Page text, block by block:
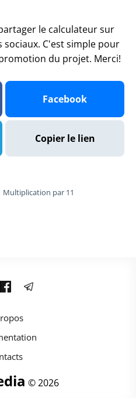
le calculateur sur
C'est simple pour
du projet. Merci!
Facebook
Copier le lien
Multiplication par 11
© 2026